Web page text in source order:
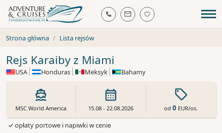
Strona główna Lista rejsów
Rejs Karaiby z Miami
USA Honduras Meksyk Bahamy
MSC World America 15.08 - 22.08.2026 od0 EUR/os.
✓ opłaty portowe i napiwki w cenie